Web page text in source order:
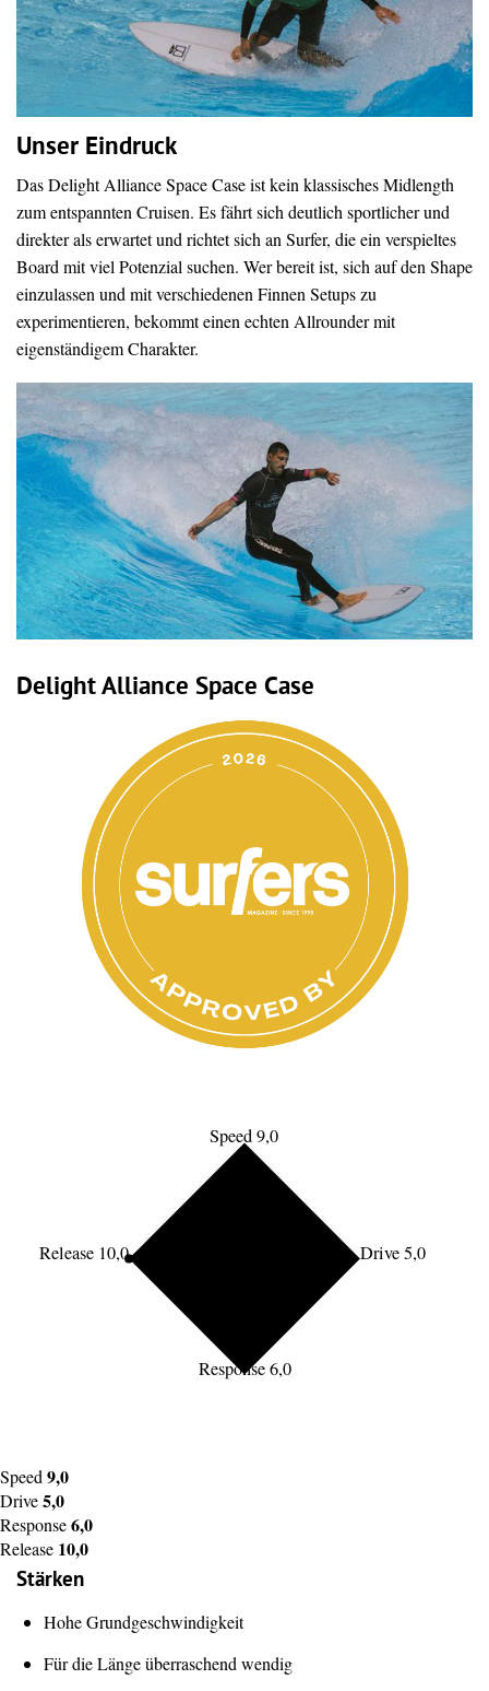
Unser Eindruck
Das Delight Alliance Space Case ist kein klassisches Midlength
zum entspannten Cruisen. Es fährt sich deutlich sportlicher und
direkter als erwartet und richtet sich an Surfer, die ein verspieltes
Board mit viel Potenzial suchen. Wer bereit ist, sich auf den Shape
einzulassen und mit verschiedenen Finnen Setups zu
experimentieren, bekommt einen echten Allrounder mit
eigenständigem Charakter.
Delight Alliance Space Case
Speed 9,0
Drive 5,0
Response 6,0
Release 10,0
Speed 9,0
Drive5,0
Response6,0
Release 10,0
Stärken
Hohe Grundgeschwindigkeit
Für die Länge überraschend wendig